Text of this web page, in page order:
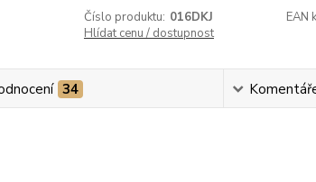
Číslo produktu: 016DKJ EAN
Hlídat cenu / dostupnost
34